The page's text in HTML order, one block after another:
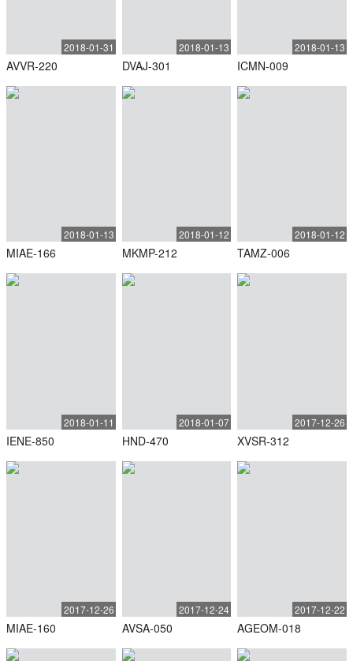
2018-01-31
AVVR-220
2018-01-13
DVAJ-301
2018-01-13
ICMN-009
2018-01-13
MIAE-166
2018-01-12
MKMP-212
2018-01-12
TAMZ-006
2018-01-11
IENE-850
2018-01-07
HND-470
2017-12-26
XVSR-312
2017-12-26
MIAE-160
2017-12-24
AVSA-050
2017-12-22
AGEOM-018